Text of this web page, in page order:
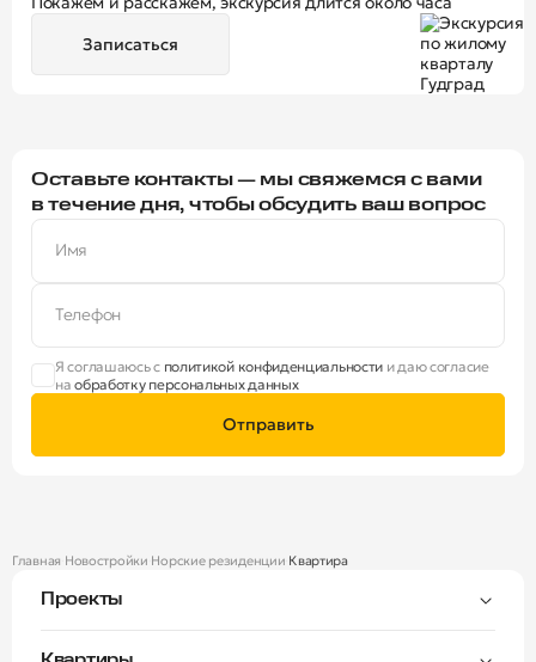
Записаться
Оставьте контакты — мы свяжемся с вами
в течение дня, чтобы обсудить ваш вопрос
Имя
Телефон
Я соглашаюсь с политикой конфиденциальности и даю согласие
наобработку персональных данных
Отправить
Главная Новостройки Норские резиденции Квартира
Проекты